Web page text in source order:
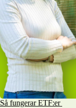
Så fungerar ETF:er